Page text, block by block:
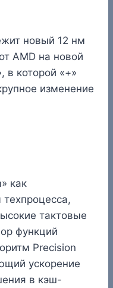
новый 12 нм
AMD на новой
в которой «+»
изменение
как
техпроцесса,
тактовые
функций
Precision
ускорение
в кэш-